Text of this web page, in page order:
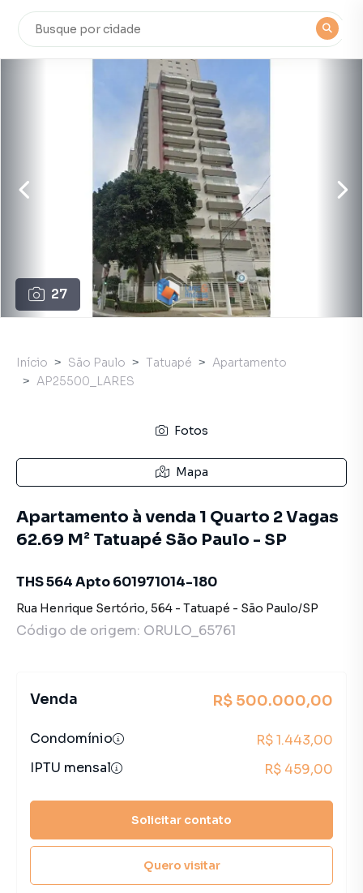
27
Início São Paulo Tatuapé
Apartamento
AP25500_LARES
Fotos
Mapa
Apartamento à venda 1 Quarto 2 Vagas
62.69 M² Tatuapé São Paulo - SP
THS 564 Apto 601971014-180
Rua Henrique Sertório, 564 - Tatuapé - São Paulo/SP
Código de origem: ORULO_65761
Venda R$ 500.000,00
Condomínio
R$ 1.443,00
IPTU mensal
R$ 459,00
Solicitar contato
Quero visitar